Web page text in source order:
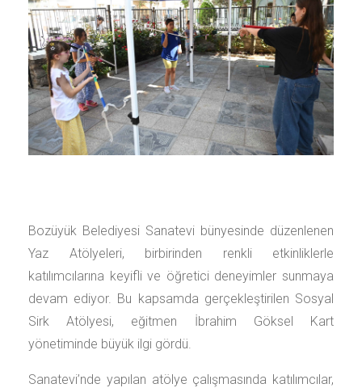
Bozüyük Belediyesi Sanatevi bünyesinde düzenlenen
Yaz Atölyeleri, birbirinden renkli etkinliklerle
katılımcılarına keyifli ve öğretici deneyimler sunmaya
devam ediyor. Bu kapsamda gerçekleştirilen Sosyal
Sirk Atölyesi, eğitmen İbrahim Göksel Kart
yönetiminde büyük ilgi gördü.
Sanatevi’nde yapılan atölye çalışmasında katılımcılar,